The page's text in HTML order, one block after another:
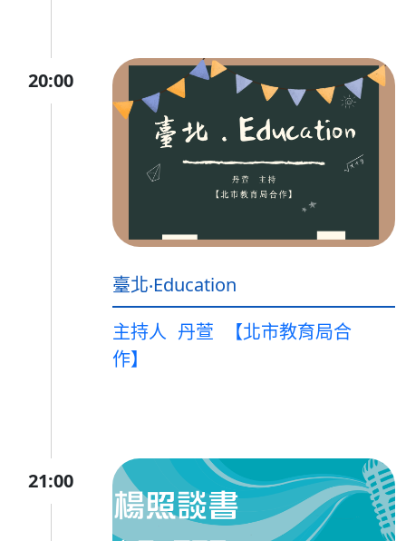
20:00
臺北‧Education
主持人 丹萱
【北市教育局合
作】
21:00